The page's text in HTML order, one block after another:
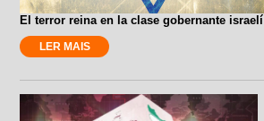
El terror reina en la clase gobernante israelí
LER MAIS